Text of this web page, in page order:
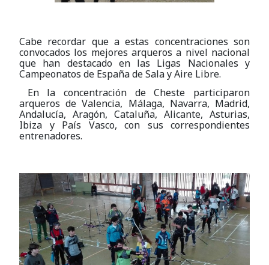
Cabe recordar que a estas concentraciones son
convocados los mejores arqueros a nivel nacional
que han destacado en las Ligas Nacionales y
Campeonatos de España de Sala y Aire Libre.
En la concentración de Cheste participaron
arqueros de Valencia, Málaga, Navarra, Madrid,
Andalucía, Aragón, Cataluña, Alicante, Asturias,
Ibiza y País Vasco, con sus correspondientes
entrenadores.